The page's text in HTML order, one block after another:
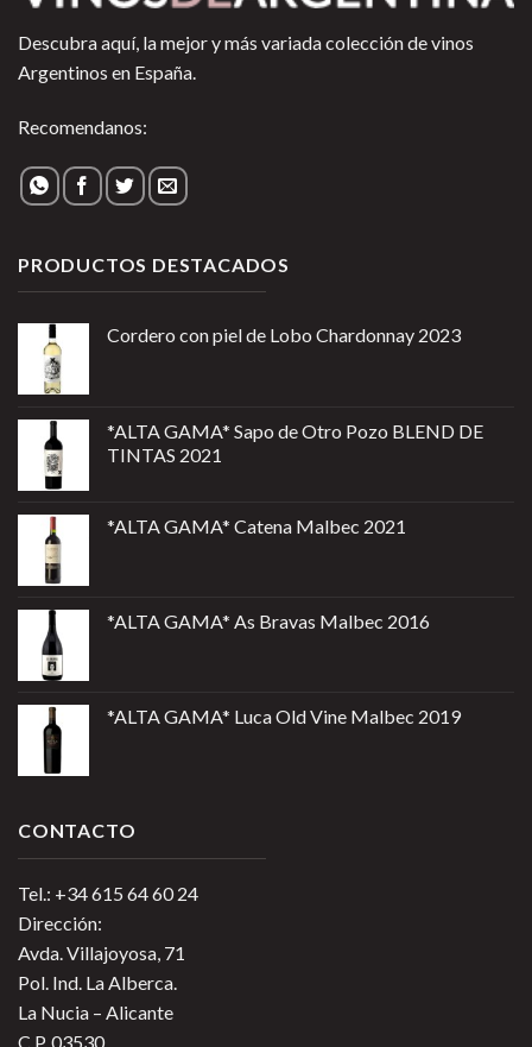
Descubra aquí, la mejor y más variada colección de vinos
Argentinos en España.
Recomendanos:
PRODUCTOS DESTACADOS
Cordero con piel de Lobo Chardonnay 2023
*ALTA GAMA* Sapo de Otro Pozo BLEND DE
TINTAS 2021
*ALTA GAMA* Catena Malbec 2021
*ALTA GAMA* As Bravas Malbec 2016
*ALTA GAMA* Luca Old Vine Malbec 2019
CONTACTO
Tel.: +34 615 64 60 24
Dirección:
Avda. Villajoyosa, 71
Pol. Ind. La Alberca.
La Nucia – Alicante
C.P. 03530